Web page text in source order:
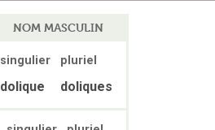
NOM MASCULIN
singulier pluriel
dolique doliques